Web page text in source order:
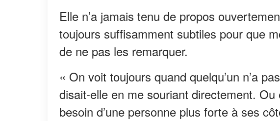
Elle n’a jamais tenu de propos
toujours suffisamment subtiles pour que
de ne pas les remarquer.
« On voit toujours quand quelqu’un n’a
disait-elle en me souriant directement.
besoin d’une personne plus forte à ses